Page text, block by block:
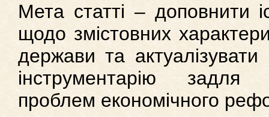
Мета статті – доповнити
щодо змістовних
держави та
інструментарію задля
проблем економічного